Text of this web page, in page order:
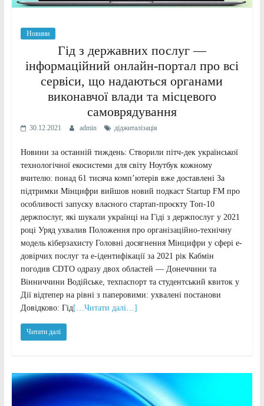
Новини
Гід з державних послуг —
інформаційний онлайн-портал про всі
сервіси, що надаються органами
виконавчої влади та місцевого
самоврядування
30.12.2021 admin діджиталізація
Новини за останній тиждень: Створили пітч-дек української
технологічної екосистеми для світу Ноутбук кожному
вчителю: понад 61 тисяча комп’ютерів вже доставлені За
підтримки Мінцифри вийшов новий подкаст Startup FM про
особливості запуску власного стартап-проєкту Топ-10
держпослуг, які шукали українці на Гіді з держпослуг у 2021
році Уряд ухвалив Положення про організаційно-технічну
модель кіберзахисту Головні досягнення Мінцифри у сфері е-
довірчих послуг та е-ідентифікації за 2021 рік Кабмін
погодив CDTO одразу двох областей — Донеччини та
Вінниччини Водійське, техпаспорт та студентський квиток у
Дії відтепер на рівні з паперовими: ухвалені постанови
Довідково: Гід[…Читати далі…]
Читати далі